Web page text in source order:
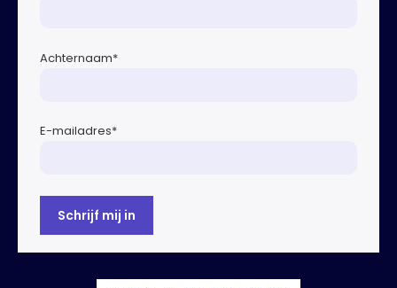
Achternaam*
E-mailadres*